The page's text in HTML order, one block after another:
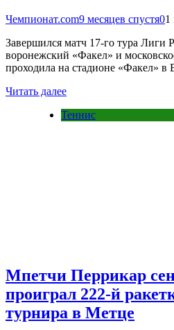
Чемпионат.com9 месяцев спустя01
Завершился матч 17-го тура Лиги
воронежский «Факел» и
проходила на стадионе «Факел»
Читать далее
Теннис
Мпетчи Перрикар
проиграл 222-й
турнира в Метце